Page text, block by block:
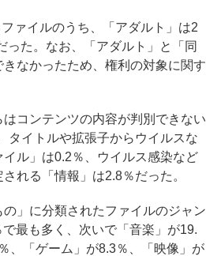
ァイルのうち、「アダルト」は2
った。なお、「アダルト」と「同
なかったため、権利の対象に関す
コンテンツの内容が判別できない
タイトルや拡張子からウイルスな
ル」は0.2％、ウイルス感染など
れる「情報」は2.8％だった。
」に分類されたファイルのジャン
最も多く、次いで「音楽」が19.
、「ゲーム」が8.3％、「映像」が